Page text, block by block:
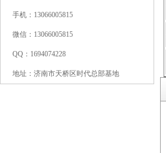
手机：13066005815
微信：13066005815
QQ：1694074228
地址：济南市天桥区时代总部基地